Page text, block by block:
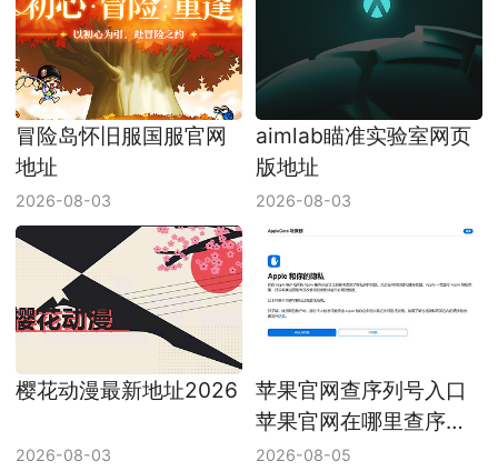
冒险岛怀旧服国服官网
地址
2026-08-03
aimlab瞄准实验室网页
版地址
2026-08-03
樱花动漫最新地址2026
2026-08-03
苹果官网查序列号入口
苹果官网在哪里查序列
号
2026-08-05